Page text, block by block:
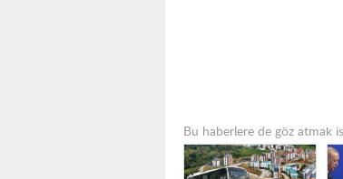
Bu haberlere de göz atmak